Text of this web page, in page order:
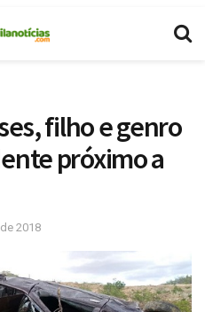
filho e genro
próximo a
2018